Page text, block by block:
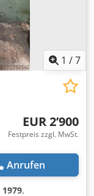
1 /7
EUR 2’900
Festpreis zzgl. MwSt.
Anrufen
1979,